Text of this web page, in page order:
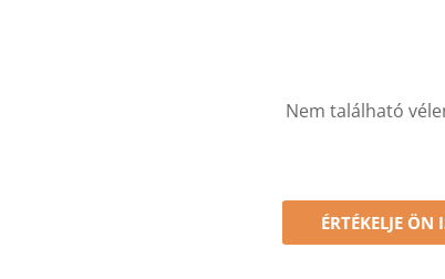
Nem található
ÉRTÉKELJE ÖN